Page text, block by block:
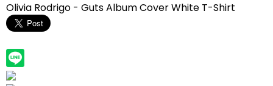
Olivia Rodrigo - Guts Album Cover White T-Shirt